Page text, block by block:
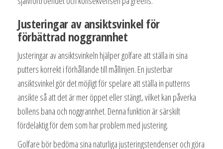
Justeringar av ansiktsvinkel för
förbättrad noggrannhet
Justeringar av ansiktsvinkeln hjälper golfare att ställa in sina
putters korrekt i förhållande till mållinjen. En justerbar
ansiktsvinkel gör det möjligt för spelare att ställa in putterns
ansikte så att det är mer öppet eller stängt, vilket kan påverka
bollens bana och noggrannhet. Denna funktion är särskilt
fördelaktig för dem som har problem med justering.
Golfare bör bedöma sina naturliga justeringstendenser och göra